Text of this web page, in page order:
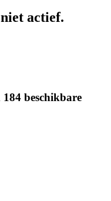
actief.
beschikbare